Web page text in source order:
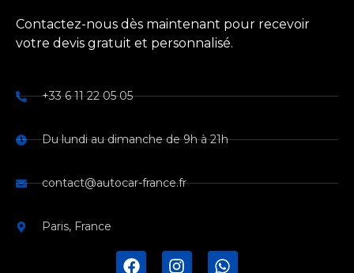
Contactez-nous dès maintenant pour recevoir
votre devis gratuit et personnalisé.
+33 6 11 22 05 05
Du lundi au dimanche de 9h à 21h
contact@autocar-france.fr
Paris, France